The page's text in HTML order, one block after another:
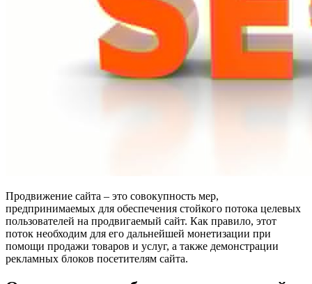
Продвижение сайта – это совокупность мер,
предпринимаемых для обеспечения стойкого потока целевых
пользователей на продвигаемый сайт. Как правило, этот
поток необходим для его дальнейшей монетизации при
помощи продажи товаров и услуг, а также демонстрации
рекламных блоков посетителям сайта.